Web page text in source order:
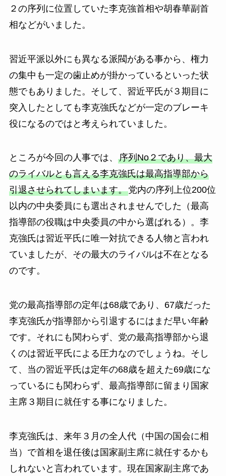
２の序列に位置していた李克強首相や胡春華副首
相などがいました。
習近平派以外にも異なる派閥がある事から、権力
の集中も一定の歯止めが掛かっているといった状
態でもありました。そして、習近平氏が３期目に
突入したとしても李克強氏などが一定のブレーキ
役になるのではと考えられていました。
ところが今回の人事では、 序列No２であり、最大
のライバルとも言える李克強氏は最高指導部から
引退させられてしまいます。党内の序列上位200位
以内の中央委員にも選出されませんでした（最高
指導部の役職は中央委員の中から選ばれる）。李
克強氏は習近平氏に唯一対抗できる人物と言われ
ていましたが、その最大のライバルは不在となる
のです。
党の最高指導部の定年は68歳であり、67歳だった
李克強氏が指導部から引退するにはまだ早い年齢
です。それにも関わらず、党の最高指導部から退
くのは習近平氏による圧力なのでしょうね。そし
て、当の習近平氏は定年の68歳を超えた69歳にな
っているにも関わらず、最高指導部に留まり国家
主席３期目に就任する事になりました。
李克強氏は、来年３月の全人代（中国の国会に相
当）で首相を退任後は国家副主席に就任するかも
しれないと言われています。現在国家副主席であ